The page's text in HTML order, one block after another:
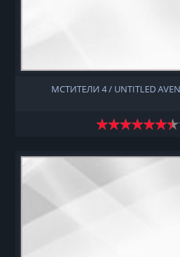
МСТИТЕЛИ 4 / UNTITLED